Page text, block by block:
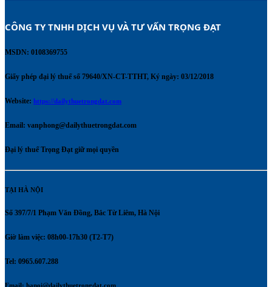
CÔNG TY TNHH DỊCH VỤ VÀ TƯ VẤN TRỌNG ĐẠT
MSDN: 0108369755
Giấy phép đại lý thuế số 79640/XN-CT-TTHT, Ký ngày: 03/12/2018
Website: https://dailythuetrongdat.com
Email: vanphong@dailythuetrongdat.com
Đại lý thuế Trọng Đạt giữ mọi quyền
TẠI HÀ NỘI
Số 397/7/1 Phạm Văn Đồng, Bắc Từ Liêm, Hà Nội
Giờ làm việc: 08h00-17h30 (T2-T7)
Tel: 0965.607.288
Email: hanoi@dailythuetrongdat.com